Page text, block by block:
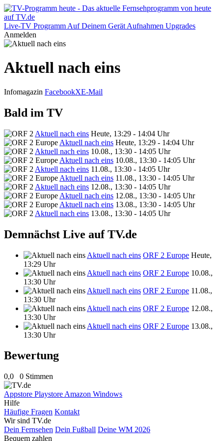
Live-TV Programm Auf Deinem Gerät Aufnahmen Upgrades
Anmelden
Aktuell nach eins
Infomagazin FacebookXE-Mail
Bald im TV
Aktuell nach eins Heute, 13:29 - 14:04 Uhr
Aktuell nach eins Heute, 13:29 - 14:04 Uhr
Aktuell nach eins 10.08., 13:30 - 14:05 Uhr
Aktuell nach eins 10.08., 13:30 - 14:05 Uhr
Aktuell nach eins 11.08., 13:30 - 14:05 Uhr
Aktuell nach eins 11.08., 13:30 - 14:05 Uhr
Aktuell nach eins 12.08., 13:30 - 14:05 Uhr
Aktuell nach eins 12.08., 13:30 - 14:05 Uhr
Aktuell nach eins 13.08., 13:30 - 14:05 Uhr
Aktuell nach eins 13.08., 13:30 - 14:05 Uhr
Demnächst Live auf TV.de
Aktuell nach eins ORF 2 Europe Heute,
13:29 Uhr
Aktuell nach eins ORF 2 Europe 10.08.,
13:30 Uhr
Aktuell nach eins ORF 2 Europe 11.08.,
13:30 Uhr
Aktuell nach eins ORF 2 Europe 12.08.,
13:30 Uhr
Aktuell nach eins ORF 2 Europe 13.08.,
13:30 Uhr
Bewertung
0,0 0 Stimmen
Appstore Playstore Amazon Windows
Hilfe
Häufige Fragen Kontakt
Wir sind TV.de
Dein Fernsehen Dein Fußball Deine WM 2026
Bequem zahlen